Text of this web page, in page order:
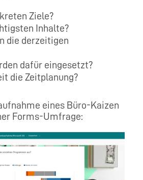
Ziele?
Inhalte?
die derzeitigen
dafür eingesetzt?
die Zeitplanung?
eines Büro-Kaizen
Forms-Umfrage: